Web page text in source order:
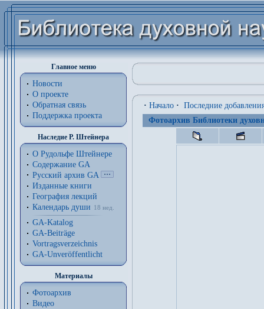
Главное меню
Новости
О проекте
Обратная связь
Поддержка проекта
Наследие Р. Штейнера
О Рудольфе Штейнере
Содержание GA
Русский архив GA
Изданные книги
География лекций
Календарь души
18 нед.
GA-Katalog
GA-Beiträge
Vortragsverzeichnis
GA-Unveröffentlicht
Материалы
Фотоархив
Видео
· Начало · Последние
Фотоархив Библиотеки